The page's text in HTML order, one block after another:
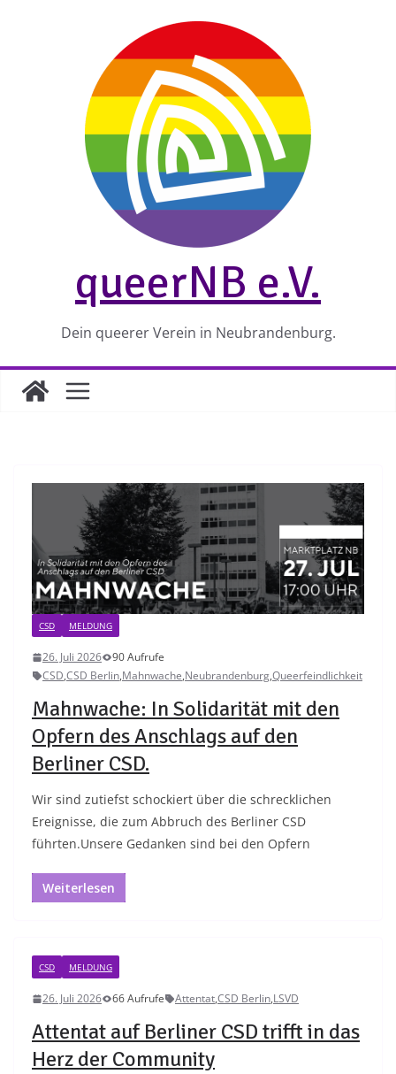
queerNB e.V.
Dein queerer Verein in Neubrandenburg.
CSD MELDUNG
26. Juli 2026
90 Aufrufe
CSD,CSD Berlin,Mahnwache,Neubrandenburg,Queerfeindlichkeit
Mahnwache: In Solidarität mit den
Opfern des Anschlags auf den
Berliner CSD.
Wir sind zutiefst schockiert über die schrecklichen
Ereignisse, die zum Abbruch des Berliner CSD
führten.Unsere Gedanken sind bei den Opfern
Weiterlesen
CSD MELDUNG
26. Juli 2026 66 Aufrufe Attentat,CSD Berlin,LSVD
Attentat auf Berliner CSD trifft in das
Herz der Community